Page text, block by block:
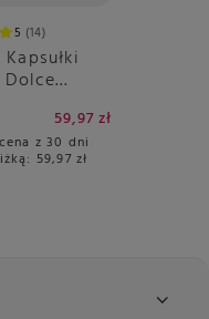
5 14
Kapsułki
Dolce
59,97 zł
z 30 dni
59,97 zł